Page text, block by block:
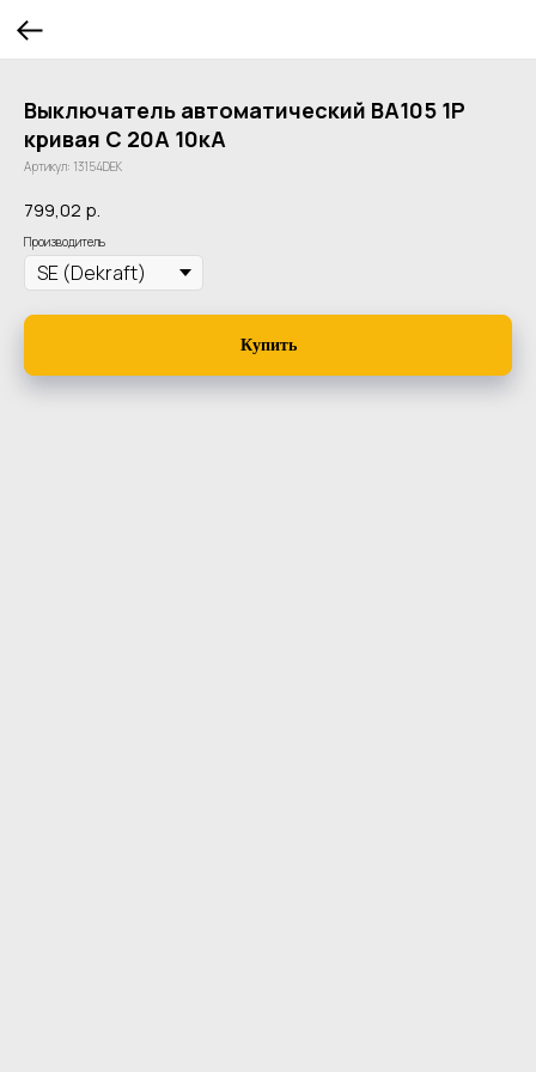
Выключатель автоматический ВА105 1P
кривая C 20A 10кА
Артикул: 13154DEK
799,02 р.
Производитель
Купить